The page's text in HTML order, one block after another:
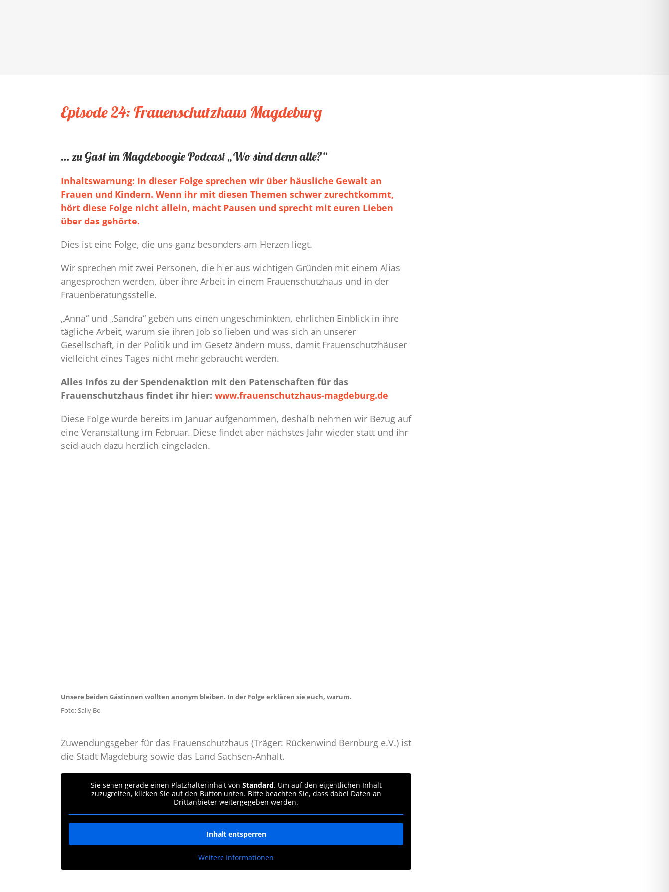
Episode 24: Frauenschutzhaus Magdeburg
… zu Gast im Magdeboogie Podcast „Wo sind denn alle?“
Inhaltswarnung: In dieser Folge sprechen wir über häusliche Gewalt an
Frauen und Kindern. Wenn ihr mit diesen Themen schwer zurechtkommt,
hört diese Folge nicht allein, macht Pausen und sprecht mit euren Lieben
über das gehörte.
Dies ist eine Folge, die uns ganz besonders am Herzen liegt.
Wir sprechen mit zwei Personen, die hier aus wichtigen Gründen mit einem Alias
angesprochen werden, über ihre Arbeit in einem Frauenschutzhaus und in der
Frauenberatungsstelle.
„Anna“ und „Sandra“ geben uns einen ungeschminkten, ehrlichen Einblick in ihre
tägliche Arbeit, warum sie ihren Job so lieben und was sich an unserer
Gesellschaft, in der Politik und im Gesetz ändern muss, damit Frauenschutzhäuser
vielleicht eines Tages nicht mehr gebraucht werden.
Alles Infos zu der Spendenaktion mit den Patenschaften für das
Frauenschutzhaus findet ihr hier: www.frauenschutzhaus-magdeburg.de
Diese Folge wurde bereits im Januar aufgenommen, deshalb nehmen wir Bezug auf
eine Veranstaltung im Februar. Diese findet aber nächstes Jahr wieder statt und ihr
seid auch dazu herzlich eingeladen.
Unsere beiden Gästinnen wollten anonym bleiben. In der Folge erklären sie euch, warum.
Foto: Sally Bo
Zuwendungsgeber für das Frauenschutzhaus (Träger: Rückenwind Bernburg e.V.) ist
die Stadt Magdeburg sowie das Land Sachsen-Anhalt.
Sie sehen gerade einen Platzhalterinhalt von Standard. Um auf den eigentlichen Inhalt
zuzugreifen, klicken Sie auf den Button unten. Bitte beachten Sie, dass dabei Daten an
Drittanbieter weitergegeben werden.
Inhalt entsperren
Weitere Informationen